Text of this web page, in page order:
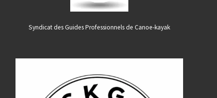
Syndicat des Guides Professionnels de Canoe-kayak